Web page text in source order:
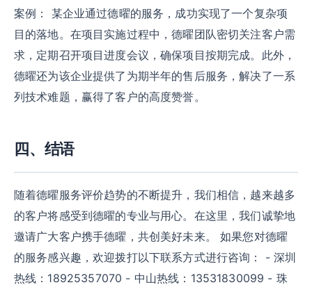
案例： 某企业通过德曜的服务，成功实现了一个复杂项
目的落地。在项目实施过程中，德曜团队密切关注客户需
求，定期召开项目进度会议，确保项目按期完成。此外，
德曜还为该企业提供了为期半年的售后服务，解决了一系
列技术难题，赢得了客户的高度赞誉。
四、结语
随着德曜服务评价趋势的不断提升，我们相信，越来越多
的客户将感受到德曜的专业与用心。在这里，我们诚挚地
邀请广大客户携手德曜，共创美好未来。 如果您对德曜
的服务感兴趣，欢迎拨打以下联系方式进行咨询： - 深圳
热线：18925357070 - 中山热线：13531830099 - 珠